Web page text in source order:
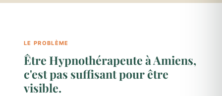
LE PROBLÈME
Être Hypnothérapeute à Amiens,
c'est pas suffisant pour être
visible.